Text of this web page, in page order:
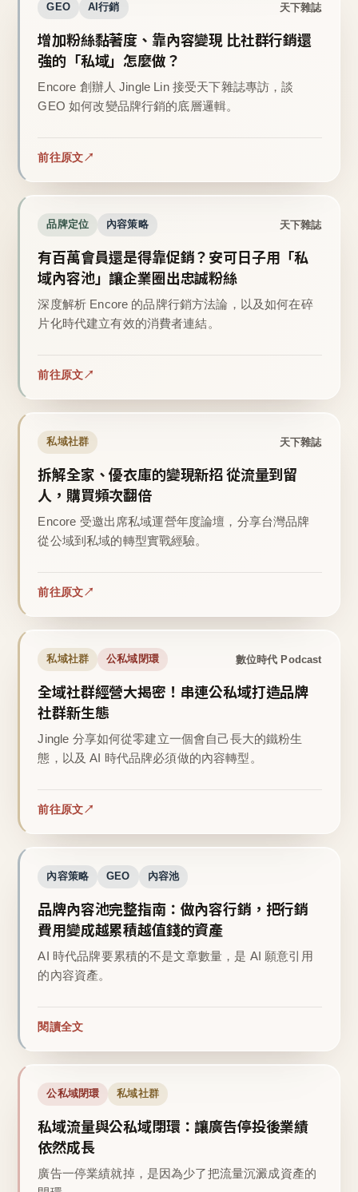
GEO AI行銷 天下雜誌
增加粉絲黏著度、靠內容變現 比社群行銷還
強的「私域」怎麼做？
Encore 創辦人 Jingle Lin 接受天下雜誌專訪，談
GEO 如何改變品牌行銷的底層邏輯。
前往原文
品牌定位 內容策略 天下雜誌
有百萬會員還是得靠促銷？安可日子用「私
域內容池」讓企業圈出忠誠粉絲
深度解析 Encore 的品牌行銷方法論，以及如何在碎
片化時代建立有效的消費者連結。
前往原文
私域社群 天下雜誌
拆解全家、優衣庫的變現新招 從流量到留
人，購買頻次翻倍
Encore 受邀出席私域運營年度論壇，分享台灣品牌
從公域到私域的轉型實戰經驗。
前往原文
私域社群 公私域閉環 數位時代 Podcast
全域社群經營大揭密！串連公私域打造品牌
社群新生態
Jingle 分享如何從零建立一個會自己長大的鐵粉生
態，以及 AI 時代品牌必須做的內容轉型。
前往原文
內容策略 GEO 內容池
品牌內容池完整指南：做內容行銷，把行銷
費用變成越累積越值錢的資產
AI 時代品牌要累積的不是文章數量，是 AI 願意引用
的內容資產。
閱讀全文
公私域閉環 私域社群
私域流量與公私域閉環：讓廣告停投後業績
依然成長
廣告一停業績就掉，是因為少了把流量沉澱成資產的